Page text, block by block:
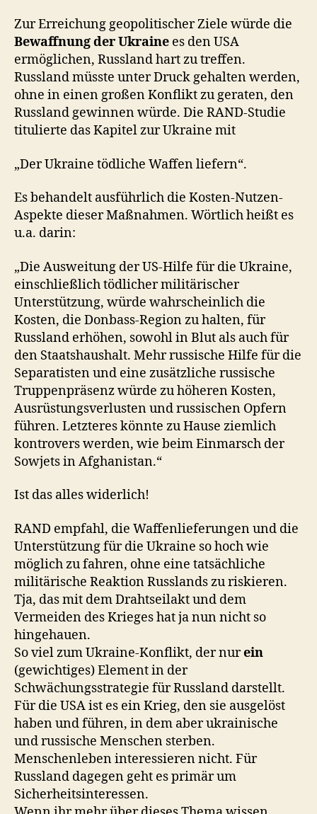
Zur Erreichung geopolitischer Ziele würde die
Bewaffnung der Ukraine es den USA
ermöglichen, Russland hart zu treffen.
Russland müsste unter Druck gehalten werden,
ohne in einen großen Konflikt zu geraten, den
Russland gewinnen würde. Die RAND-Studie
titulierte das Kapitel zur Ukraine mit
„Der Ukraine tödliche Waffen liefern“.
Es behandelt ausführlich die Kosten-Nutzen-
Aspekte dieser Maßnahmen. Wörtlich heißt es
u.a. darin:
„Die Ausweitung der US-Hilfe für die Ukraine,
einschließlich tödlicher militärischer
Unterstützung, würde wahrscheinlich die
Kosten, die Donbass-Region zu halten, für
Russland erhöhen, sowohl in Blut als auch für
den Staatshaushalt. Mehr russische Hilfe für die
Separatisten und eine zusätzliche russische
Truppenpräsenz würde zu höheren Kosten,
Ausrüstungsverlusten und russischen Opfern
führen. Letzteres könnte zu Hause ziemlich
kontrovers werden, wie beim Einmarsch der
Sowjets in Afghanistan.“
Ist das alles widerlich!
RAND empfahl, die Waffenlieferungen und die
Unterstützung für die Ukraine so hoch wie
möglich zu fahren, ohne eine tatsächliche
militärische Reaktion Russlands zu riskieren.
Tja, das mit dem Drahtseilakt und dem
Vermeiden des Krieges hat ja nun nicht so
hingehauen.
So viel zum Ukraine-Konflikt, der nurein
(gewichtiges) Element in der
Schwächungsstrategie für Russland darstellt.
Für die USA ist es ein Krieg, den sie ausgelöst
haben und führen, in dem aber ukrainische
und russische Menschen sterben.
Menschenleben interessieren nicht. Für
Russland dagegen geht es primär um
Sicherheitsinteressen.